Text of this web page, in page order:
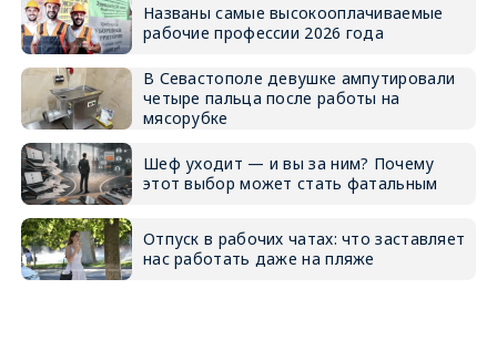
Названы самые высокооплачиваемые
рабочие профессии 2026 года
В Севастополе девушке ампутировали
четыре пальца после работы на
мясорубке
Шеф уходит — и вы за ним? Почему
этот выбор может стать фатальным
Отпуск в рабочих чатах: что заставляет
нас работать даже на пляже